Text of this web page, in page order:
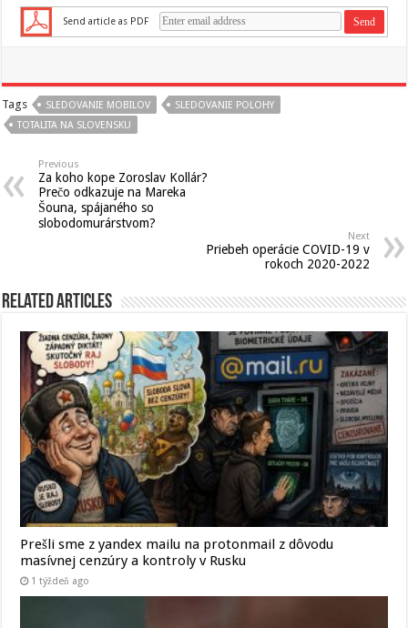
Send article as PDF
Tags SLEDOVANIE MOBILOV
SLEDOVANIE POLOHY
TOTALITA NA SLOVENSKU
Previous
Za koho kope Zoroslav Kollár?
Prečo odkazuje na Mareka
Šouna, spájaného so
slobodomurárstvom?
Next
Priebeh operácie COVID-19 v
rokoch 2020-2022
Related Articles
Prešli sme z yandex mailu na protonmail z dôvodu
masívnej cenzúry a kontroly v Rusku
1 týždeň ago